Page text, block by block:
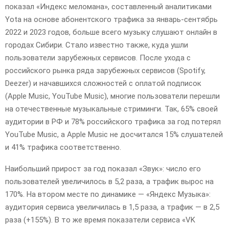
показал «Индекс меломана», составленный аналитиками
Yota на основе абонентского трафика за январь-сентябрь
2022 и 2023 годов, больше всего музыку слушают онлайн в
городах Сибири. Стало известно также, куда ушли
пользователи зарубежных сервисов. После ухода с
российского рынка ряда зарубежных сервисов (Spotify,
Deezer) и начавшихся сложностей с оплатой подписок
(Apple Music, YouTube Music), многие пользователи перешли
на отечественные музыкальные стриминги. Так, 65% своей
аудитории в РФ и 78% российского трафика за год потерял
YouTube Music, а Apple Music не досчитался 15% слушателей
и 41% трафика соответственно.
Наибольший прирост за год показал «Звук»: число его
пользователей увеличилось в 5,2 раза, а трафик вырос на
170%. На втором месте по динамике — «Яндекс Музыка»:
аудитория сервиса увеличилась в 1,5 раза, а трафик — в 2,5
раза (+155%). В то же время показатели сервиса «VK